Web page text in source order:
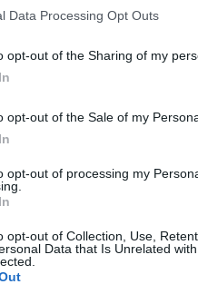
Data Processing Opt Outs
opt-out of the Sharing of my
opt-out of the Sale of my
opt-out of processing my
opt-out of Collection, Use,
Data that Is Unrelated
egy 10/50/100-as